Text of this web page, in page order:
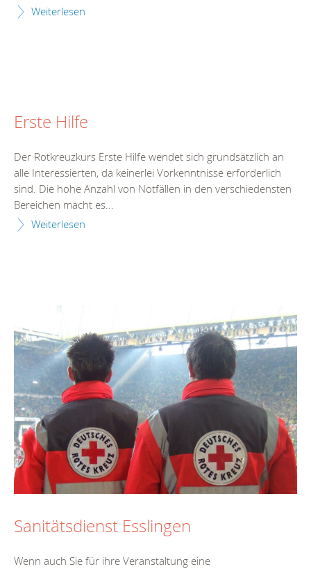
Weiterlesen
Erste Hilfe
Der Rotkreuzkurs Erste Hilfe wendet sich grundsätzlich an
alle Interessierten, da keinerlei Vorkenntnisse erforderlich
sind. Die hohe Anzahl von Notfällen in den verschiedensten
Bereichen macht es...
Weiterlesen
Sanitätsdienst Esslingen
Wenn auch Sie für ihre Veranstaltung eine